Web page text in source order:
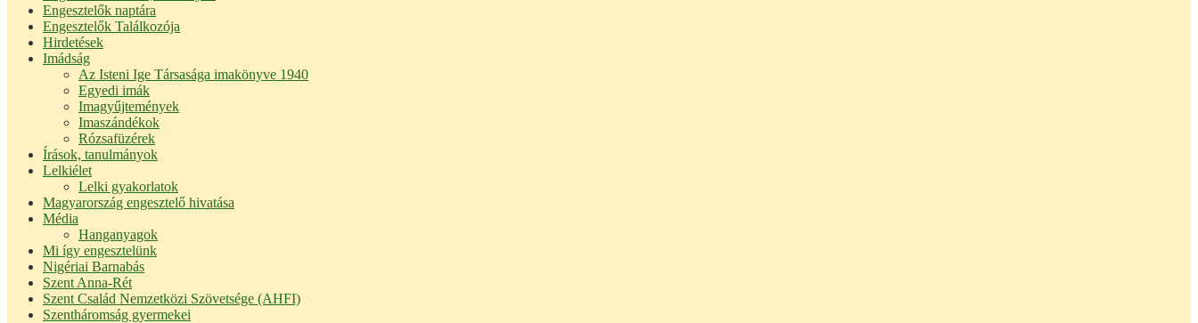
Engesztelők naptára
Engesztelők Találkozója
Hirdetések
Imádság
Az Isteni Ige Társasága imakönyve 1940
Egyedi imák
Imagyűjtemények
Imaszándékok
Rózsafüzérek
Írások, tanulmányok
Lelkiélet
Lelki gyakorlatok
Magyarország engesztelő hivatása
Média
Hanganyagok
Mi így engesztelünk
Nigériai Barnabás
Szent Anna-Rét
Szent Család Nemzetközi Szövetsége (AHFI)
Szentháromság gyermekei